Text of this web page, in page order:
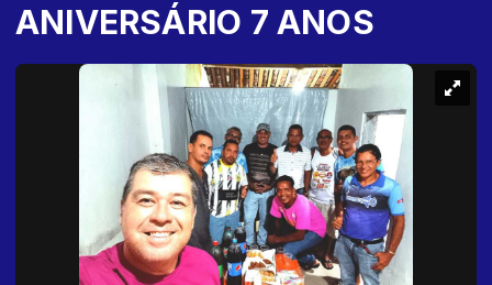
ANIVERSÁRIO 7 ANOS